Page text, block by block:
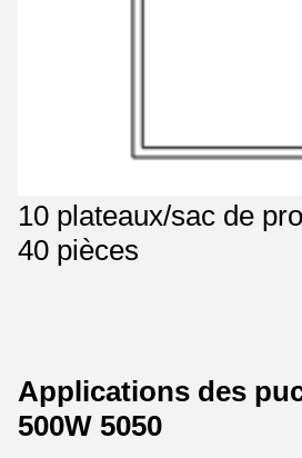
10 plateaux/sac de
40 pièces
Applications des
500W 5050